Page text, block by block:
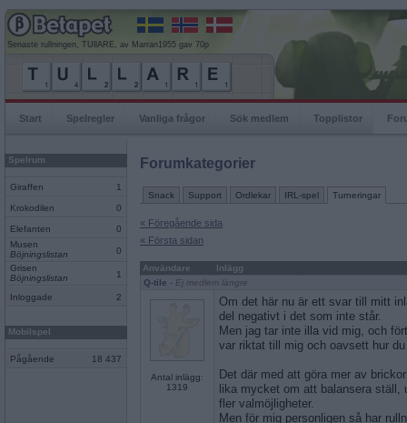
Senaste rullningen, TUllARE, av Marran1955 gav 70p
Start Spelregler Vanliga frågor Sök medlem Topplistor
Spelrum
Giraffen 1
Krokodilen 0
Elefanten
0
Musen
Böjningslistan
0
Grisen
Böjningslistan
1
Inloggade 2
Mobilspel
Pågående 18 437
Forumkategorier
Snack Support Ordlekar IRL-spel Turneringar
« Föregående sida
« Första sidan
Användare
Inlägg
Q-tile - Ej medlem längre
Antal inlägg:
1319
Om det här nu är ett svar till mitt
del negativt i det som inte står.
Men jag tar inte illa vid mig, och
var riktat till mig och oavsett hur
Det där med att göra mer av
lika mycket om att balansera
fler valmöjligheter.
Men för mig personligen så har